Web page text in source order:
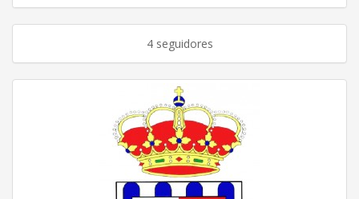
4 seguidores